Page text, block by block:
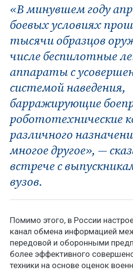
«В минувшем году
боевых условиях
тысячи образцов
числе беспилотные
аппараты с
системой наведения,
барражирующие
робототехнические
различного
многое другое», —
встрече с
вузов.
Помимо этого, в России
канал обмена информацией
передовой и оборонными
более эффективного
техники на основе оценок